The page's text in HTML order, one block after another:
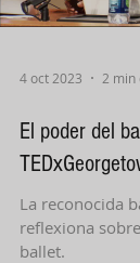
4 oct 2023 2 min
El poder del
La reconocida
reflexiona
ballet.